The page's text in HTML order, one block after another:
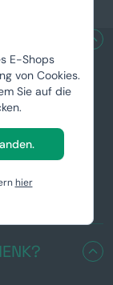
E-Shops
von Cookies.
Sie auf die
hier